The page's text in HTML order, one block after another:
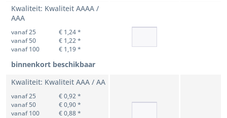
Kwaliteit: Kwaliteit AAAA /
AAA
vanaf 25
€ 1,24 *
vanaf 50
€ 1,22 *
vanaf 100
€ 1,19 *
binnenkort beschikbaar
Kwaliteit: Kwaliteit AAA / AA
vanaf 25
€ 0,92 *
vanaf 50
€ 0,90 *
vanaf 100
€ 0,88 *